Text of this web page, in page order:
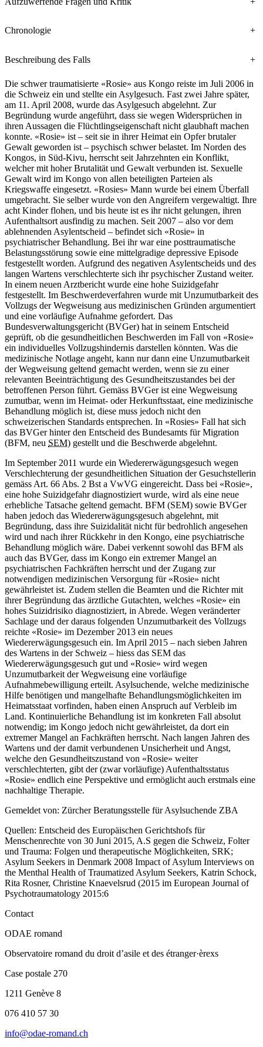
Chronologie +
Beschreibung des Falls +
Die schwer traumatisierte «Rosie» aus Kongo reiste im Juli 2006 in
die Schweiz ein und stellte ein Asylgesuch. Fast zwei Jahre später,
am 11. April 2008, wurde das Asylgesuch abgelehnt. Zur
Begründung wurde angeführt, dass sie wegen Widersprüchen in
ihren Aussagen die Flüchtlingseigenschaft nicht glaubhaft machen
konnte. «Rosie» ist – seit sie in ihrer Heimat ein Opfer brutaler
Gewalt geworden ist – psychisch schwer belastet. Im Norden des
Kongos, in Süd-Kivu, herrscht seit Jahrzehnten ein Konflikt,
welcher mit hoher Brutalität und Gewalt verbunden ist. Sexuelle
Gewalt wird im Kongo von allen beteiligten Parteien als
Kriegswaffe eingesetzt. «Rosies» Mann wurde bei einem Überfall
umgebracht. Sie selber wurde von den Angreifern vergewaltigt. Ihre
acht Kinder flohen, und bis heute ist es ihr nicht gelungen, ihren
Aufenthaltsort ausfindig zu machen. Seit 2007 – also vor dem
ablehnenden Asylentscheid – befindet sich «Rosie» in
psychiatrischer Behandlung. Bei ihr war eine posttraumatische
Belastungsstörung sowie eine mittelgradige depressive Episode
festgestellt worden. Aufgrund des negativen Asylentscheids und des
langen Wartens verschlechterte sich ihr psychischer Zustand weiter.
In einem neuen Arztbericht wurde eine hohe Suizidgefahr
festgestellt. Im Beschwerdeverfahren wurde mit Unzumutbarkeit des
Vollzugs der Wegweisung aus medizinischen Gründen argumentiert
und eine vorläufige Aufnahme gefordert. Das
Bundesverwaltungsgericht (BVGer) hat in seinem Entscheid
geprüft, ob die gesundheitlichen Beschwerden im Fall von «Rosie»
ein individuelles Vollzugshindernis darstellen könnten. Was die
medizinische Notlage angeht, kann nur dann eine Unzumutbarkeit
der Wegweisung geltend gemacht werden, wenn sie zu einer
relevanten Beeinträchtigung des Gesundheitszustandes bei der
betroffenen Person führt. Gemäss BVGer ist eine Wegweisung
zumutbar, wenn im Heimat- oder Herkunftsstaat, eine medizinische
Behandlung möglich ist, diese muss jedoch nicht den
schweizerischen Standards entsprechen. In «Rosies» Fall hat sich
das BVGer hinter den Entscheid des Bundesamts für Migration
(BFM, neu SEM) gestellt und die Beschwerde abgelehnt.
Im September 2011 wurde ein Wiedererwägungsgesuch wegen
Verschlechterung der gesundheitlichen Situation der Gesuchstellerin
gemäss Art. 66 Abs. 2 Bst a VwVG eingereicht. Dass bei «Rosie»,
eine hohe Suizidgefahr diagnostiziert wurde, wird als eine neue
erhebliche Tatsache geltend gemacht. BFM (SEM) sowie BVGer
haben jedoch das Wiedererwägungsgesuch abgelehnt, mit
Begründung, dass ihre Suizidalität nicht für bedrohlich angesehen
wird und nach ihrer Rückkehr in den Kongo, eine psychiatrische
Behandlung möglich wäre. Dabei verkennt sowohl das BFM als
auch das BVGer, dass im Kongo ein extremer Mangel an
psychiatrischen Fachkräften herrscht und der Zugang zur
notwendigen medizinischen Versorgung für «Rosie» nicht
gewährleistet ist. Zudem stellen die Beamten und die Richter mit
ihrer Begründung das ärztliche Gutachten, welches «Rosie» ein
hohes Suizidrisiko diagnostiziert, in Abrede. Wegen veränderter
Sachlage und der daraus folgenden Unzumutbarkeit des Vollzugs
reichte «Rosie» im Dezember 2013 ein neues
Wiedererwägungsgesuch ein. Im April 2015 – nach sieben Jahren
des Wartens in der Schweiz – hiess das SEM das
Wiedererwägungsgesuch gut und «Rosie» wird wegen
Unzumutbarkeit der Wegweisung eine vorläufige
Aufnahmebewilligung erteilt. Asylsuchende, welche medizinische
Hilfe benötigen und mangelhafte Behandlungsmöglichkeiten im
Heimatsstaat vorfinden, haben einen Anspruch auf Verbleib im
Land. Kontinuierliche Behandlung ist im konkreten Fall absolut
notwendig; im Kongo jedoch nicht gewährleistet, da dort ein
extremer Mangel an Fachkräften herrscht. Nach langen Jahren des
Wartens und der damit verbundenen Unsicherheit und Angst,
welche den Gesundheitszustand von «Rosie» weiter
verschlechterten, gibt der (zwar vorläufige) Aufenthaltsstatus
«Rosie» endlich eine Perspektive und ermöglicht auch erstmals eine
nachhaltige Therapie.
Gemeldet von: Zürcher Beratungsstelle für Asylsuchende ZBA
Quellen: Entscheid des Europäischen Gerichtshofs für
Menschenrechte von 30 Juni 2015, A.S gegen die Schweiz, Folter
und Trauma: Folgen und therapeutische Möglichkeiten, SRK;
Asylum Seekers in Denmark 2008 Impact of Asylum Interviews on
the Menthal Health of Traumatized Asylum Seekers, Katrin Schock,
Rita Rosner, Christine Knaevelsrud (2015 im European Journal of
Psychotraumatology 2015:6
Contact
ODAE romand
Observatoire romand du droit d’asile et des étranger·èrexs
Case postale 270
1211 Genève 8
076 410 57 30
info@odae-romand.ch